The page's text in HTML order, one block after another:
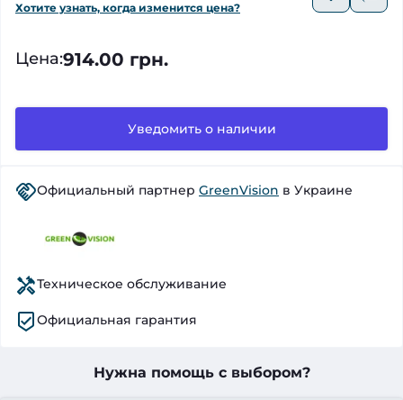
Хотите узнать, когда изменится цена?
Цена:914.00 грн.
Уведомить о наличии
Официальный партнер GreenVision в Украине
Техническое обслуживание
Официальная гарантия
Нужна помощь с выбором?